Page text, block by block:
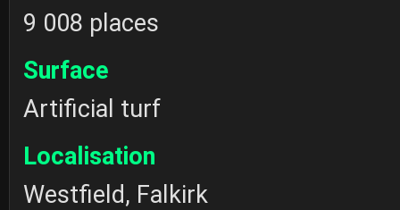
9 008 places
Surface
Artificial turf
Localisation
Westfield, Falkirk